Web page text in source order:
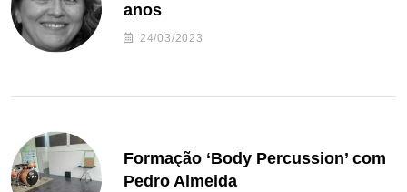
anos
24/03/2023
Formação ‘Body Percussion’ com
Pedro Almeida